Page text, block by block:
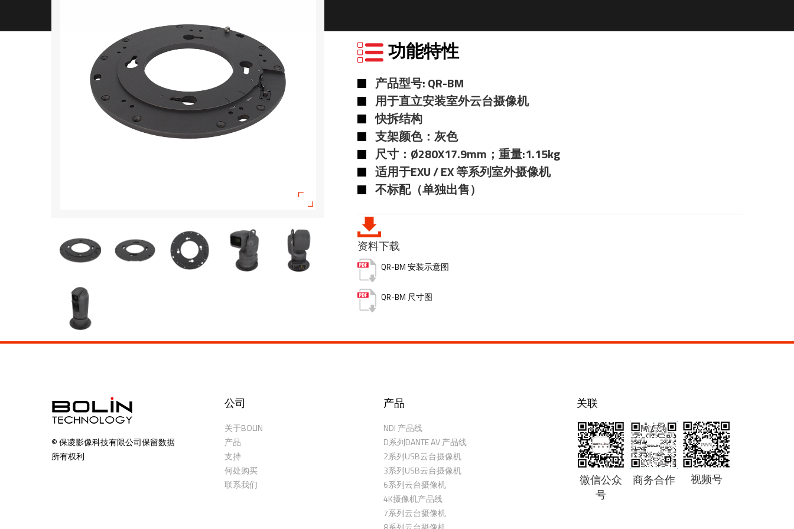
功能特性
产品型号: QR-BM
用于直立安装室外云台摄像机
快拆结构
支架颜色：灰色
尺寸：Ø280X17.9mm；重量:1.15kg
适用于EXU / EX 等系列室外摄像机
不标配（单独出售）
资料下载
QR-BM 安装示意图
QR-BM 尺寸图
© 保凌影像科技有限公司保留数据
所有权利
公司
关于BOLIN
产品
支持
何处购买
联系我们
产品
NDI 产品线
D系列DANTE AV 产品线
2系列USB云台摄像机
3系列USB云台摄像机
6系列云台摄像机
4K摄像机产品线
7系列云台摄像机
关联
微信公众
号
商务合作 视频号